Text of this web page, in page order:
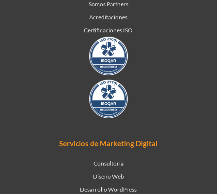
Somos Partners
Acreditaciones
Certificaciones ISO
Servicios de Marketing Digital
Consultoría
Diseño Web
Desarrollo WordPress